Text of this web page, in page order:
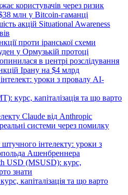
користувачів через ризик
млн у Bitcoin-гаманці
акцій Situational Awareness
проти іранської схеми
у Ормузькій протоці
в центрі розслідування
Ірану на $4 млрд
уроки з провалу AI-
курс, капіталізація та що варто
Claude від Anthropic
системи через помилку
інтелекту: уроки з
Ашенбреннера
USD (MSUSD): курс,
знати
капіталізація та що варто